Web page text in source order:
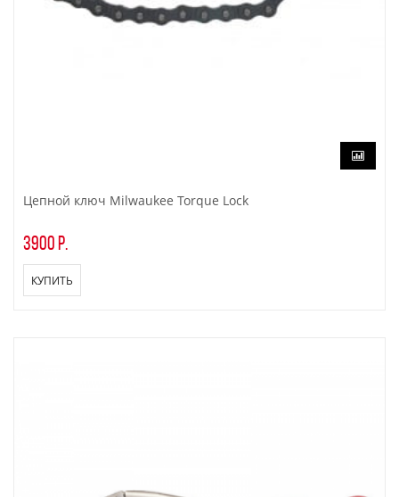
Цепной ключ Milwaukee Torque Lock
3900 р.
КУПИТЬ